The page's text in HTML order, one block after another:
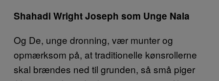
Shahadi Wright Joseph som Unge Nala
Og De, unge dronning, vær munter og
opmærksom på, at traditionelle kønsrollerne
skal brændes ned til grunden, så små piger